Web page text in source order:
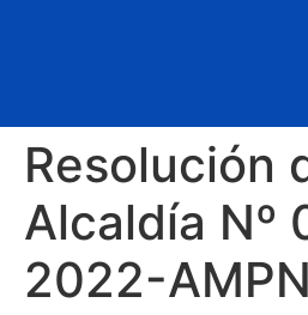
Resolución
Alcaldía Nº
2022-AMPN